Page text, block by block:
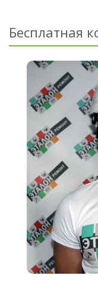
Бесплатная